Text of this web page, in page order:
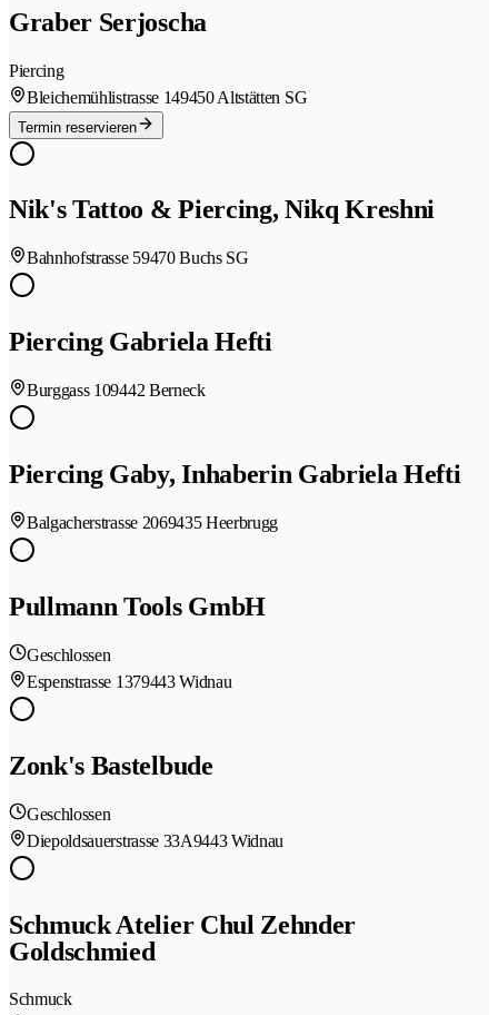
Graber Serjoscha
Piercing
Bleichemühlistrasse 149450 Altstätten SG
Termin reservieren
Nik's Tattoo & Piercing, Nikq Kreshni
Bahnhofstrasse 59470 Buchs SG
Piercing Gabriela Hefti
Burggass 109442 Berneck
Piercing Gaby, Inhaberin Gabriela Hefti
Balgacherstrasse 2069435 Heerbrugg
Pullmann Tools GmbH
Geschlossen
Espenstrasse 1379443 Widnau
Zonk's Bastelbude
Geschlossen
Diepoldsauerstrasse 33A9443 Widnau
Schmuck Atelier Chul Zehnder
Goldschmied
Schmuck